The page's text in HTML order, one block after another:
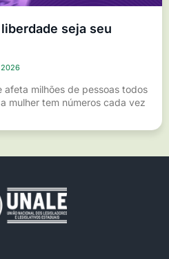
seja seu
afeta milhões de pessoas todos
mulher tem números cada vez